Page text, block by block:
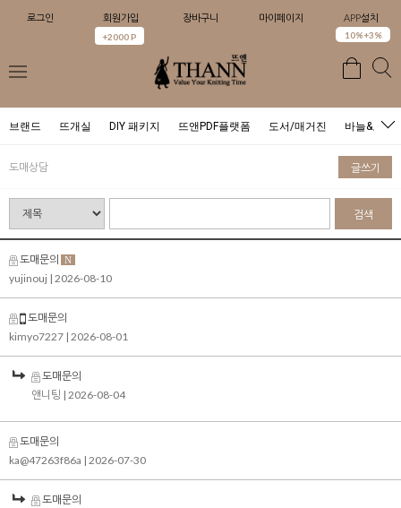
로그인 회원가입
+2000 P
장바구니 마이페이지 APP설치
10%+3%
브랜드 뜨개실 DIY 패키지 뜨앤PDF플랫폼 도서/매거진 바늘&도구
도매상담 글쓰기
검색
도매문의 N
yujinouj | 2026-08-10
도매문의
kimyo7227 | 2026-08-01
도매문의
앤니팅 | 2026-08-04
도매문의
ka@47263f86a | 2026-07-30
도매문의